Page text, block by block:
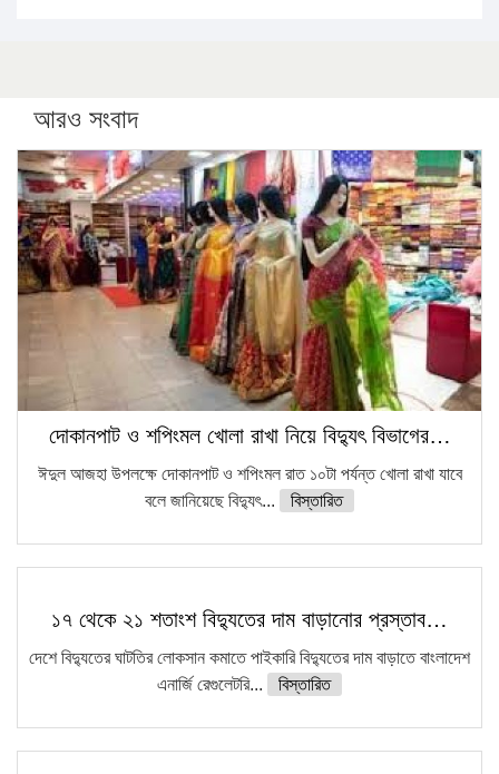
সারা দেশে বজ্রাঘাতে ১৪ জনের প্রাণহানি
কঠোর হচ্ছে এসএসসি ও এইচএসসি পরীক্ষা
ফরিদগঞ্জে আগুনে পুড়লো ৬ ব্যবসা প্রতিষ্ঠান
আরও সংবাদ
দোকানপাট ও শপিংমল খোলা রাখা নিয়ে বিদ্যুৎ বিভাগের…
ঈদুল আজহা উপলক্ষে দোকানপাট ও শপিংমল রাত ১০টা পর্যন্ত খোলা রাখা যাবে
বলে জানিয়েছে বিদ্যুৎ...
বিস্তারিত
১৭ থেকে ২১ শতাংশ বিদ্যুতের দাম বাড়ানোর প্রস্তাব…
দেশে বিদ্যুতের ঘাটতির লোকসান কমাতে পাইকারি বিদ্যুতের দাম বাড়াতে বাংলাদেশ
এনার্জি রেগুলেটরি...
বিস্তারিত